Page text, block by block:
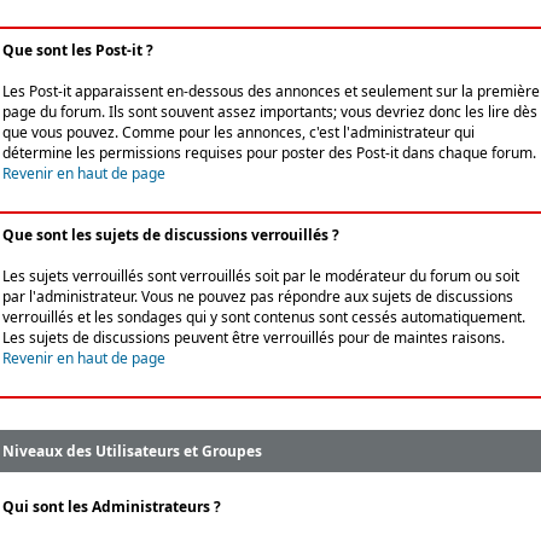
Que sont les Post-it ?
Les Post-it apparaissent en-dessous des annonces et seulement sur la première
page du forum. Ils sont souvent assez importants; vous devriez donc les lire dès
que vous pouvez. Comme pour les annonces, c'est l'administrateur qui
détermine les permissions requises pour poster des Post-it dans chaque forum.
Revenir en haut de page
Que sont les sujets de discussions verrouillés ?
Les sujets verrouillés sont verrouillés soit par le modérateur du forum ou soit
par l'administrateur. Vous ne pouvez pas répondre aux sujets de discussions
verrouillés et les sondages qui y sont contenus sont cessés automatiquement.
Les sujets de discussions peuvent être verrouillés pour de maintes raisons.
Revenir en haut de page
Niveaux des Utilisateurs et Groupes
Qui sont les Administrateurs ?